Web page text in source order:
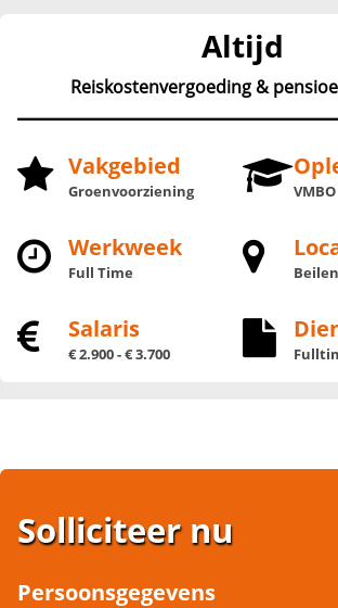
Altijd
Reiskostenvergoeding &
Vakgebied
Groenvoorziening VMBO
Werkweek
Full Time Beilen
Salaris
€ 2.900 - € 3.700
Solliciteer nu
Persoonsgegevens